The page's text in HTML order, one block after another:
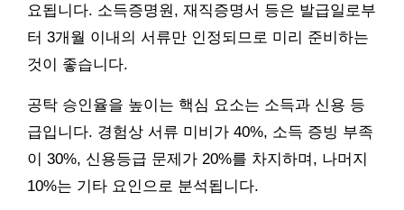
요됩니다. 소득증명원, 재직증명서 등은 발급일로부
터 3개월 이내의 서류만 인정되므로 미리 준비하는
것이 좋습니다.
공탁 승인율을 높이는 핵심 요소는 소득과 신용 등
급입니다. 경험상 서류 미비가 40%, 소득 증빙 부족
이 30%, 신용등급 문제가 20%를 차지하며, 나머지
10%는 기타 요인으로 분석됩니다.